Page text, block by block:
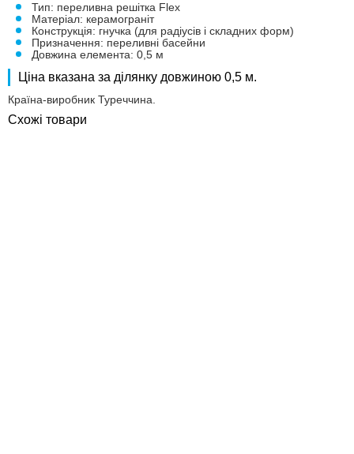
Тип: переливна решітка Flex
Матеріал: керамограніт
Конструкція: гнучка (для радіусів і складних форм)
Призначення: переливні басейни
Довжина елемента: 0,5 м
Ціна вказана за ділянку довжиною 0,5 м.
Країна-виробник Туреччина.
Схожі товари